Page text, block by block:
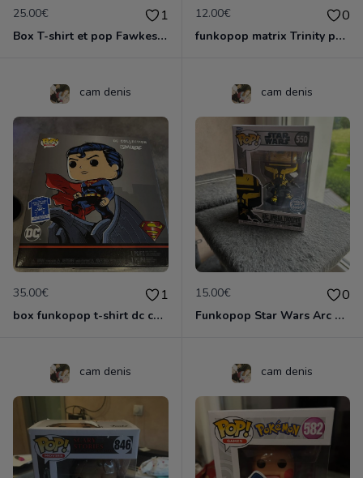
25.00€ 1
Box T-shirt et pop Fawkes the Pheonix T.L
12.00€ 0
funkopop matrix Trinity petite tâche sur le dessus de la boite 1173
cam denis
35.00€ 1
box funkopop t-shirt dc collection by jim lee jamais déboxer
cam denis
15.00€ 0
Funkopop Star Wars Arc Umbra Trooper spécial édition Funko 550
cam denis cam denis